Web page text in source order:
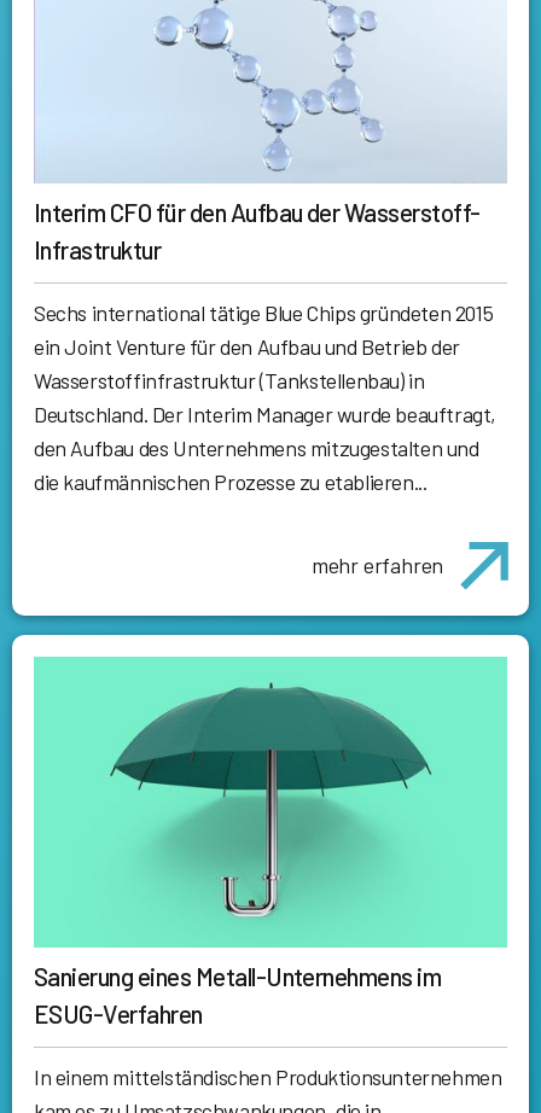
Interim CFO für den Aufbau der Wasserstoff-
Infrastruktur
Sechs international tätige Blue Chips gründeten 2015
ein Joint Venture für den Aufbau und Betrieb der
Wasserstoffinfrastruktur (Tankstellenbau) in
Deutschland. Der Interim Manager wurde beauftragt,
den Aufbau des Unternehmens mitzugestalten und
die kaufmännischen Prozesse zu etablieren...
mehr erfahren
Sanierung eines Metall-Unternehmens im
ESUG-Verfahren
In einem mittelständischen Produktionsunternehmen